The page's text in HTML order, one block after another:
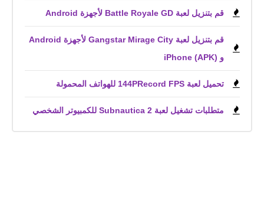
قم بتنزيل لعبة Battle Royale GD لأجهزة Android
قم بتنزيل لعبة Gangstar Mirage City لأجهزة Android
و iPhone (APK)
تحميل لعبة 144PRecord FPS للهواتف المحمولة
متطلبات تشغيل لعبة Subnautica 2 للكمبيوتر الشخصي